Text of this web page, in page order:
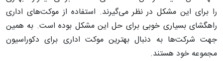
را برای این مشکل در نظر می‌گیرند. استفاده از موکت‌های اداری
راهگشای بسیاری خوبی برای حل این مشکل بوده است. به همین
جهت شرکت‌ها به دنبال بهترین موکت اداری برای دکوراسیون
مجموعه خود هستند.